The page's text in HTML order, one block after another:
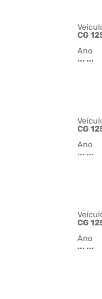
CG
Ano
... ...
CG
Ano
... ...
CG
Ano
... ...